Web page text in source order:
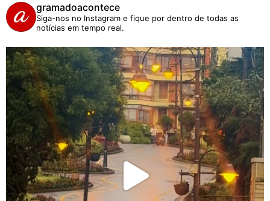
gramadoacontece
Siga-nos no Instagram e fique por dentro de todas as
notícias em tempo real.